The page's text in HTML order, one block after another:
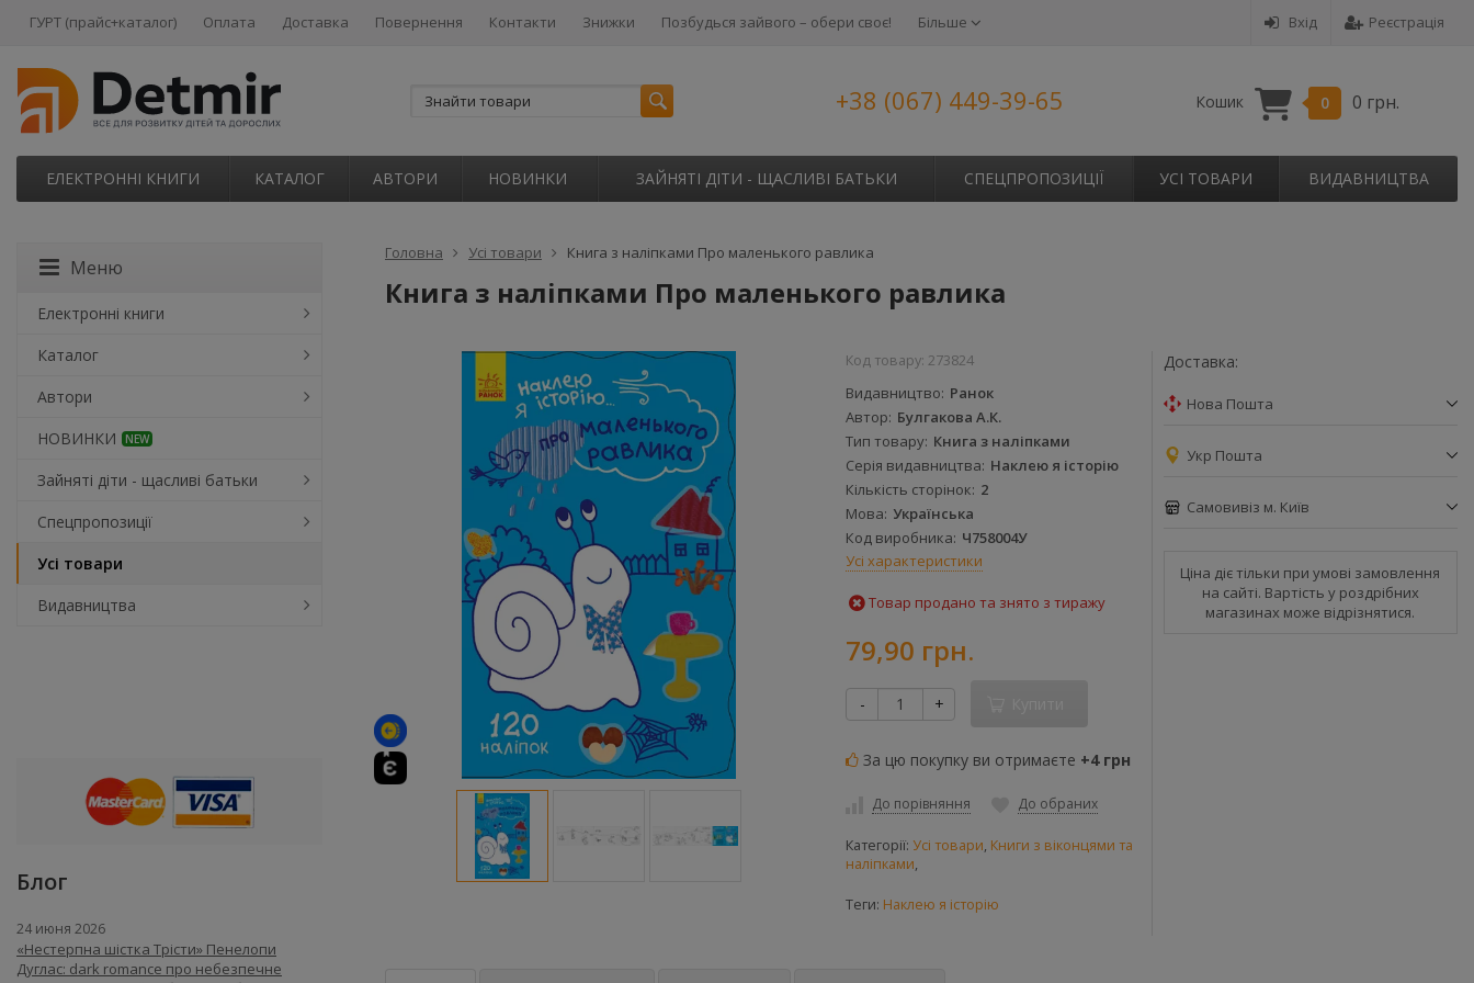
Вхід Реєстрація
ГУРТ (прайс+каталог) Оплата Доставка Повернення Контакти Знижки Позбудься зайвого – обери своє! Більше
+38 (067) 449-39-65 Кошик 0 0 грн.
ЕЛЕКТРОННІ КНИГИ КАТАЛОГ АВТОРИ НОВИНКИ ЗАЙНЯТІ ДІТИ - ЩАСЛИВІ БАТЬКИ СПЕЦПРОПОЗИЦІЇ УСІ ТОВАРИ ВИДАВНИЦТВА
Головна Усі товари Книга з наліпками Про маленького равлика
Книга з наліпками Про маленького равлика
Код товару: 273824
Видавництво Ранок
Автор Булгакова А.К.
Тип товару Книга з наліпками
Серія видавництва Наклею я історію
Кількість сторінок 2
Мова Українська
Код виробника Ч758004У
Усі характеристики
Товар продано та знято з тиражу
79,90 грн.
- +
За цю покупку ви отримаєте +4 грн
До порівняння До обраних
Категорії: Усі товари, Книги з віконцями та
наліпками,
Теги: Наклею я історію
Доставка:
Нова Пошта
Укр Пошта
Самовивіз м. Київ
Ціна діє тільки при умові замовлення
на сайті. Вартість у роздрібних
магазинах може відрізнятися.
Меню
Електронні книги
Каталог
Автори
НОВИНКИ
NEW
Зайняті діти - щасливі батьки
Спецпропозиції
Усі товари
Видавництва
Блог
24 июня 2026
«Нестерпна шістка Трісти» Пенелопи
Дуглас: dark romance про небезпечне